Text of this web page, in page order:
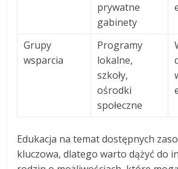
prywatne
gabinety
Grupy
wsparcia
Programy
lokalne,
szkoły,
ośrodki
społeczne
Edukacja na temat dostępnych
kluczowa, dlatego warto dążyć do